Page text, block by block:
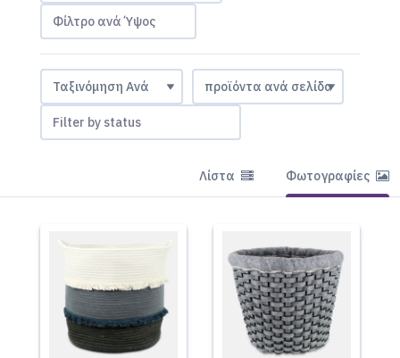
Φίλτρο ανά Ύψος
Filter by status
Λίστα Φωτογραφίες